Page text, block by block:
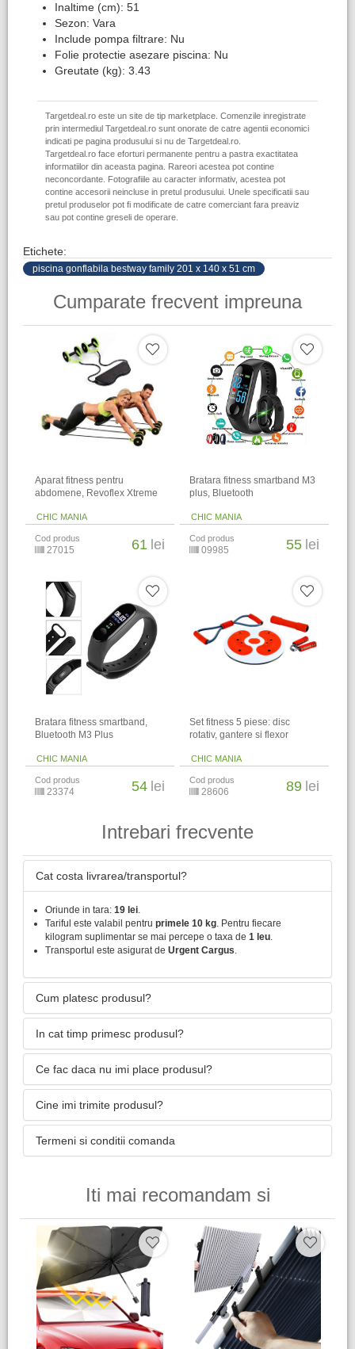
Inaltime (cm): 51
Sezon: Vara
Include pompa filtrare: Nu
Folie protectie asezare piscina: Nu
Greutate (kg): 3.43
Targetdeal.ro este un site de tip marketplace. Comenzile inregistrate
prin intermediul Targetdeal.ro sunt onorate de catre agentii economici
indicati pe pagina produsului si nu de Targetdeal.ro.
Targetdeal.ro face eforturi permanente pentru a pastra exactitatea
informatiilor din aceasta pagina. Rareori acestea pot contine
neconcordante. Fotografiile au caracter informativ, acestea pot
contine accesorii neincluse in pretul produsului. Unele specificatii sau
pretul produselor pot fi modificate de catre comerciant fara preaviz
sau pot contine greseli de operare.
Etichete:
piscina gonflabila bestway family 201 x 140 x 51 cm
Cumparate frecvent impreuna
Aparat fitness pentru
abdomene, Revoflex Xtreme
CHIC MANIA
Cod produs
27015 61 lei
Bratara fitness smartband M3
plus, Bluetooth
CHIC MANIA
Cod produs
09985 55 lei
Bratara fitness smartband,
Bluetooth M3 Plus
CHIC MANIA
Cod produs
23374 54 lei
Set fitness 5 piese: disc
rotativ, gantere si flexor
CHIC MANIA
Cod produs
28606 89 lei
Intrebari frecvente
Cat costa livrarea/transportul?
Oriunde in tara: 19 lei
Tariful este valabil pentru primele 10 kg . Pentru fiecare
kilogram suplimentar se mai percepe o taxa de 1 leu
Transportul este asigurat de Urgent Cargus
Cum platesc produsul?
In cat timp primesc produsul?
Ce fac daca nu imi place produsul?
Cine imi trimite produsul?
Termeni si conditii comanda
Iti mai recomandam si